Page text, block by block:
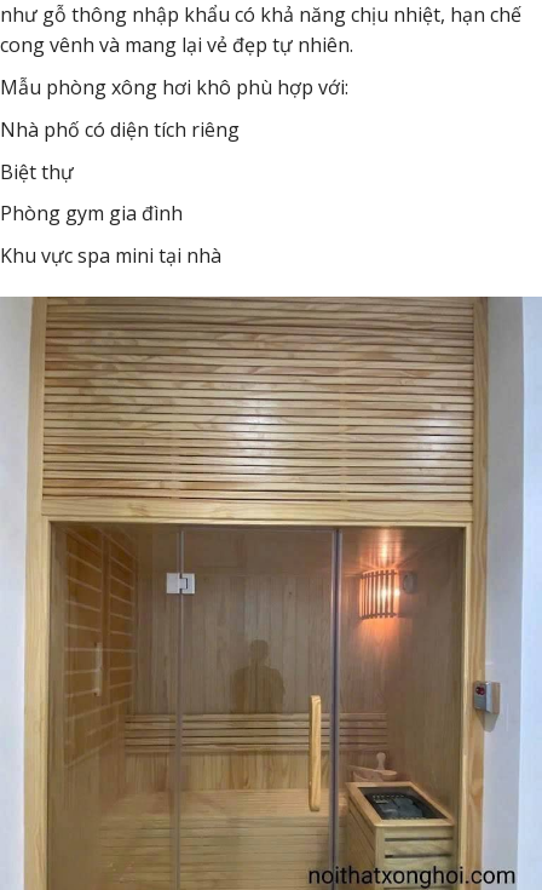
như gỗ thông nhập khẩu có khả năng chịu nhiệt, hạn chế
cong vênh và mang lại vẻ đẹp tự nhiên.
Mẫu phòng xông hơi khô phù hợp với:
Nhà phố có diện tích riêng
Biệt thự
Phòng gym gia đình
Khu vực spa mini tại nhà